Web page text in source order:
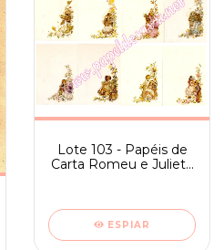
Lote 103 - Papéis de
Carta Romeu e Julieta
ESPIAR